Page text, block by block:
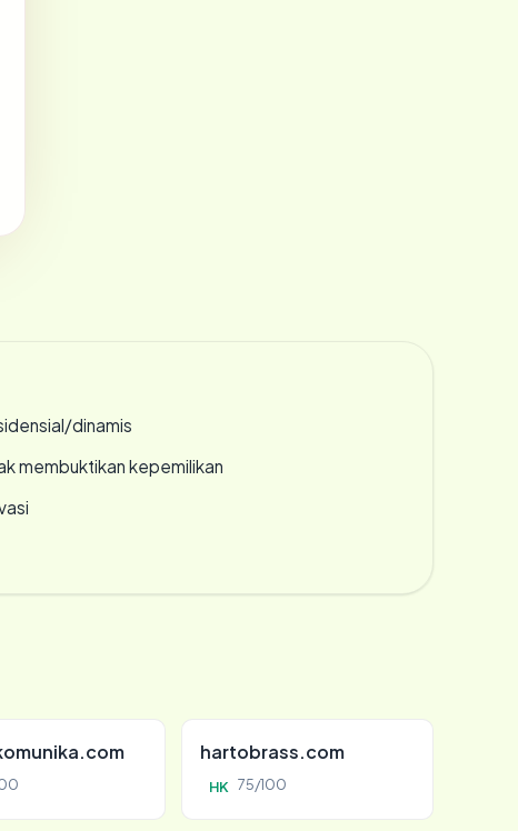
dinamis
membuktikan kepemilikan
hartobrass.com
HK 75/100